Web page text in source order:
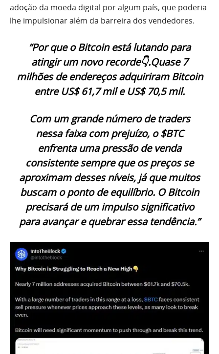
adoção da moeda digital por algum país, que poderia
lhe impulsionar além da barreira dos vendedores.
“Por que o Bitcoin está lutando para
atingir um novo recorde👇.Quase 7
milhões de endereços adquiriram Bitcoin
entre US$ 61,7 mil e US$ 70,5 mil.
Com um grande número de traders
nessa faixa com prejuízo, o $BTC
enfrenta uma pressão de venda
consistente sempre que os preços se
aproximam desses níveis, já que muitos
buscam o ponto de equilíbrio. O Bitcoin
precisará de um impulso significativo
para avançar e quebrar essa tendência.”